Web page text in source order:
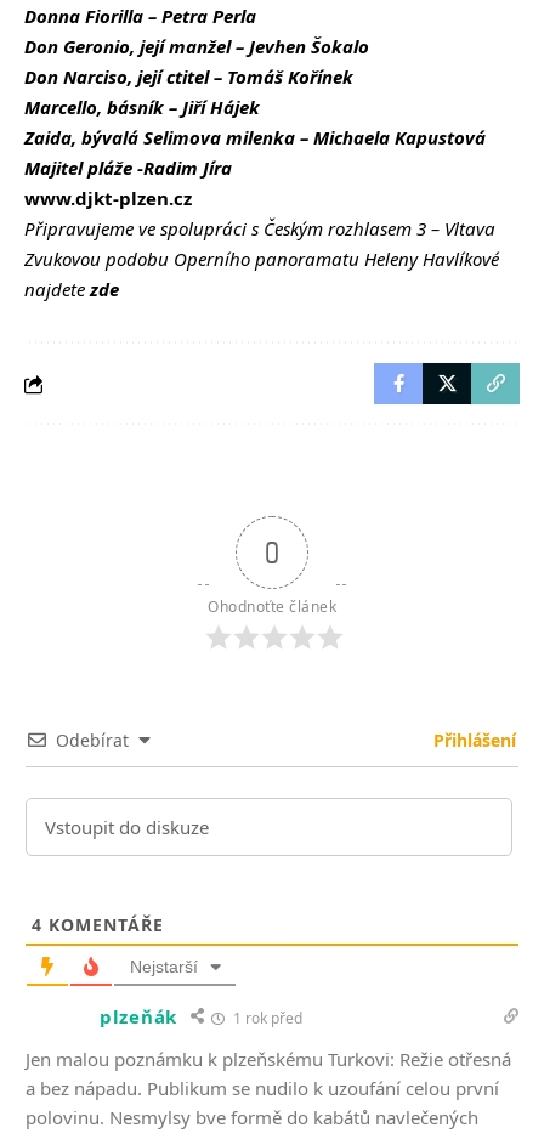
Donna Fiorilla – Petra Perla
Don Geronio, její manžel – Jevhen Šokalo
Don Narciso, její ctitel – Tomáš Kořínek
Marcello, básník – Jiří Hájek
Zaida, bývalá Selimova milenka – Michaela Kapustová
Majitel pláže -Radim Jíra
www.djkt-plzen.cz
Připravujeme ve spolupráci s Českým rozhlasem 3 – Vltava
Zvukovou podobu Operního panoramatu Heleny Havlíkové
najdetezde
0
Ohodnoťte článek
Odebírat Přihlášení
4 KOMENTÁŘE
Nejstarší
plzeňák 1 rok před
Jen malou poznámku k plzeňskému Turkovi: Režie otřesná
a bez nápadu. Publikum se nudilo k uzoufání celou první
polovinu. Nesmylsy bve formě do kabátů navlečených